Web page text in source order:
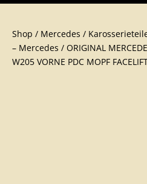
Shop / Mercedes /
– Mercedes / ORIGINAL
W205 VORNE PDC MOPF